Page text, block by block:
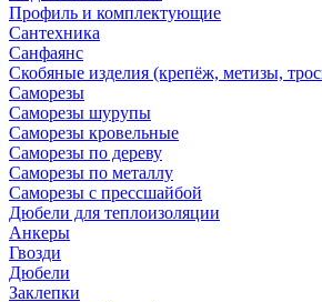
Профиль и комплектующие
Сантехника
Санфаянс
Скобяные изделия (крепёж, метизы,
Саморезы
Саморезы шурупы
Саморезы кровельные
Саморезы по дереву
Саморезы по металлу
Саморезы с прессшайбой
Дюбели для теплоизоляции
Анкеры
Гвозди
Дюбели
Заклепки